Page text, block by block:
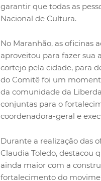
garantir que todas as
Nacional de Cultura.
No Maranhão, as oficinas
aproveitou para fazer sua
cortejo pela cidade, para
do Comitê foi um
da comunidade da
conjuntas para o
coordenadora-geral e
Durante a realização das
Claudia Toledo, destacou
ainda maior com a
fortalecimento do